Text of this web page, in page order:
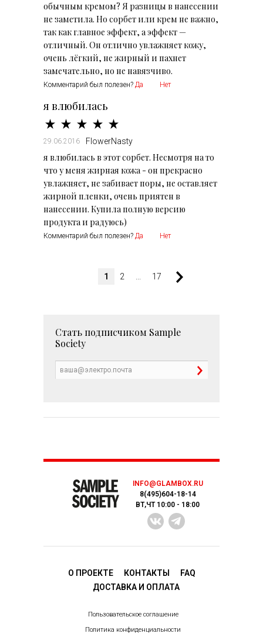
обычным кремом? Я разницы в нанесении
не заметила. Но сорбет или крем не важно,
так как главное эффект, а эффект —
отличный. Он отлично увлажняет кожу,
очень лёгкий, не жирный и пахнет
замечательно, но не навязчиво.
Комментарий был полезен? Да Нет
я влюбилась
29.06.2016 FlowerNasty
я влюбилась в этот сорбет. Несмотря на то
что у меня жирная кожа - он прекрасно
увлажняет, не забивает поры, не оставляет
жирной пленки, очень приятен в
нанесении. Купила полную версию
продукта и радуюсь)
Комментарий был полезен? Да Нет
1 2 17
Стать подписчиком Sample
Society
INFO@GLAMBOX.RU
8(495)604-18-14
ВТ,ЧТ 10:00 - 18:00
О ПРОЕКТЕ КОНТАКТЫ
FAQ
ДОСТАВКA И ОПЛАТА
Пользовательское соглашение
Политика конфиденциальности